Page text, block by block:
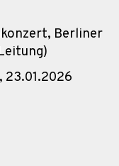
Berliner
23.01.2026